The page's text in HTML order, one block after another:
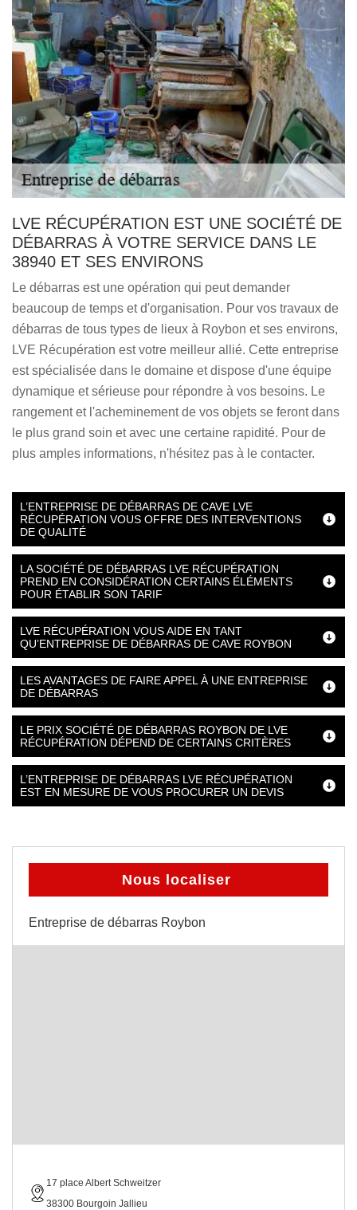
LVE RÉCUPÉRATION EST UNE SOCIÉTÉ DE
DÉBARRAS À VOTRE SERVICE DANS LE
38940 ET SES ENVIRONS
Le débarras est une opération qui peut demander
beaucoup de temps et d'organisation. Pour vos travaux de
débarras de tous types de lieux à Roybon et ses environs,
LVE Récupération est votre meilleur allié. Cette entreprise
est spécialisée dans le domaine et dispose d'une équipe
dynamique et sérieuse pour répondre à vos besoins. Le
rangement et l'acheminement de vos objets se feront dans
le plus grand soin et avec une certaine rapidité. Pour de
plus amples informations, n'hésitez pas à le contacter.
L’ENTREPRISE DE DÉBARRAS DE CAVE LVE
RÉCUPÉRATION VOUS OFFRE DES INTERVENTIONS
DE QUALITÉ
LA SOCIÉTÉ DE DÉBARRAS LVE RÉCUPÉRATION
PREND EN CONSIDÉRATION CERTAINS ÉLÉMENTS
POUR ÉTABLIR SON TARIF
LVE RÉCUPÉRATION VOUS AIDE EN TANT
QU’ENTREPRISE DE DÉBARRAS DE CAVE ROYBON
LES AVANTAGES DE FAIRE APPEL À UNE ENTREPRISE
DE DÉBARRAS
LE PRIX SOCIÉTÉ DE DÉBARRAS ROYBON DE LVE
RÉCUPÉRATION DÉPEND DE CERTAINS CRITÈRES
L’ENTREPRISE DE DÉBARRAS LVE RÉCUPÉRATION
EST EN MESURE DE VOUS PROCURER UN DEVIS
Nous localiser
Entreprise de débarras Roybon
17 place Albert Schweitzer
38300 Bourgoin Jallieu